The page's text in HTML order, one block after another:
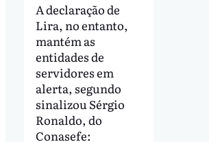
A declaração de
Lira, no entanto,
mantém as
entidades de
servidores em
alerta, segundo
sinalizou Sérgio
Ronaldo, do
Conasefe: